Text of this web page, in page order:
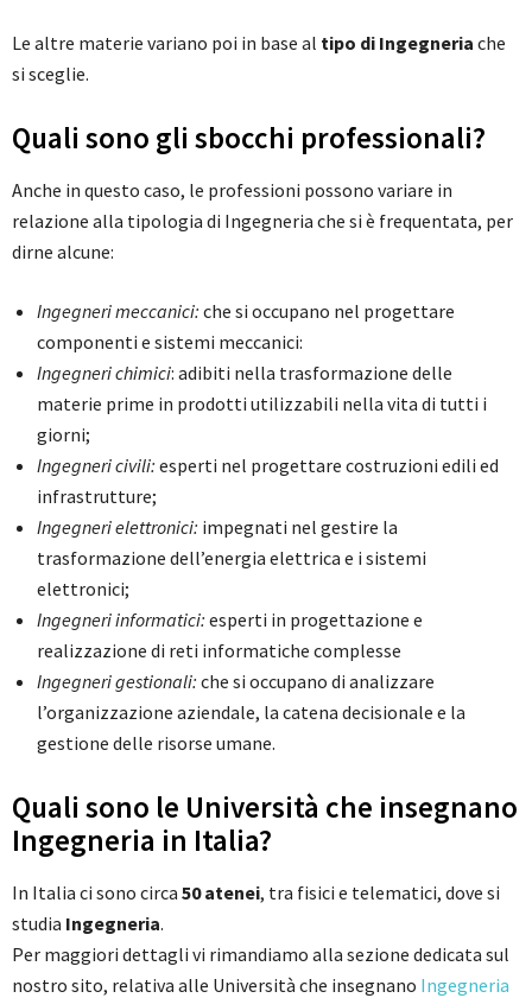
Le altre materie variano poi in base al tipo di Ingegneria che
si sceglie.
Quali sono gli sbocchi professionali?
Anche in questo caso, le professioni possono variare in
relazione alla tipologia di Ingegneria che si è frequentata, per
dirne alcune:
Ingegneri meccanici: che si occupano nel progettare
componenti e sistemi meccanici:
Ingegneri chimici: adibiti nella trasformazione delle
materie prime in prodotti utilizzabili nella vita di tutti i
giorni;
Ingegneri civili: esperti nel progettare costruzioni edili ed
infrastrutture;
Ingegneri elettronici: impegnati nel gestire la
trasformazione dell’energia elettrica e i sistemi
elettronici;
Ingegneri informatici: esperti in progettazione e
realizzazione di reti informatiche complesse
Ingegneri gestionali: che si occupano di analizzare
l’organizzazione aziendale, la catena decisionale e la
gestione delle risorse umane.
Quali sono le Università che insegnano
Ingegneria in Italia?
In Italia ci sono circa 50 atenei, tra fisici e telematici, dove si
studia Ingegneria.
Per maggiori dettagli vi rimandiamo alla sezione dedicata sul
nostro sito, relativa alle Università che insegnano Ingegneria